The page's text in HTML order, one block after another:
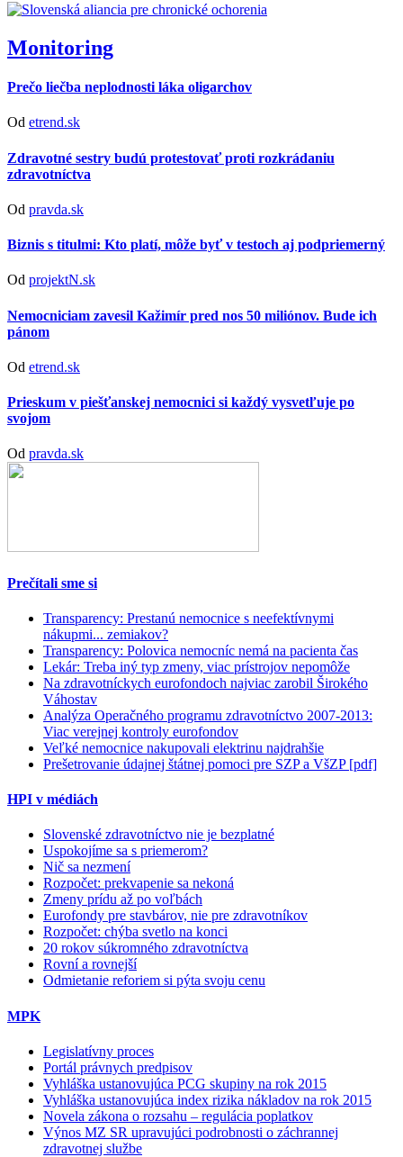
Monitoring
Prečo liečba neplodnosti láka oligarchov
Od etrend.sk
Zdravotné sestry budú protestovať proti rozkrádaniu
zdravotníctva
Od pravda.sk
Biznis s titulmi: Kto platí, môže byť v testoch aj podpriemerný
Od projektN.sk
Nemocniciam zavesil Kažimír pred nos 50 miliónov. Bude ich
pánom
Od etrend.sk
Prieskum v piešťanskej nemocnici si každý vysvetľuje po
svojom
Od pravda.sk
Prečítali sme si
Transparency: Prestanú nemocnice s neefektívnymi
nákupmi... zemiakov?
Transparency: Polovica nemocníc nemá na pacienta čas
Lekár: Treba iný typ zmeny, viac prístrojov nepomôže
Na zdravotníckych eurofondoch najviac zarobil Širokého
Váhostav
Analýza Operačného programu zdravotníctvo 2007-2013:
Viac verejnej kontroly eurofondov
Veľké nemocnice nakupovali elektrinu najdrahšie
Prešetrovanie údajnej štátnej pomoci pre SZP a VšZP [pdf]
HPI v médiách
Slovenské zdravotníctvo nie je bezplatné
Uspokojíme sa s priemerom?
Nič sa nezmení
Rozpočet: prekvapenie sa nekoná
Zmeny prídu až po voľbách
Eurofondy pre stavbárov, nie pre zdravotníkov
Rozpočet: chýba svetlo na konci
20 rokov súkromného zdravotníctva
Rovní a rovnejší
Odmietanie reforiem si pýta svoju cenu
MPK
Legislatívny proces
Portál právnych predpisov
Vyhláška ustanovujúca PCG skupiny na rok 2015
Vyhláška ustanovujúca index rizika nákladov na rok 2015
Novela zákona o rozsahu – regulácia poplatkov
Výnos MZ SR upravujúci podrobnosti o záchrannej
zdravotnej službe